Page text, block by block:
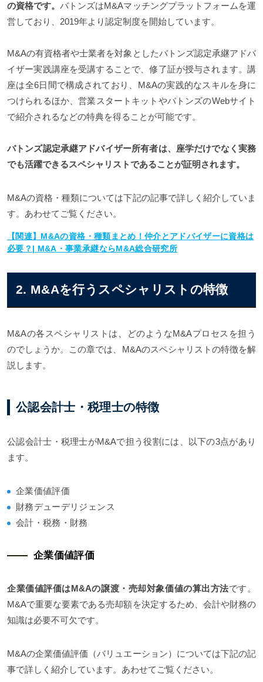
の資格です。バトンズはM&Aマッチングプラットフォームを運
営しており、2019年より認定制度を開始しています。
M&Aの有資格者や士業者を対象としたバトンズ認定承継アドバ
イザー実践講座を受講することで、修了証が授与されます。講
座は全6日間で構成されており、M&Aの実践的なスキルを身に
つけられるほか、営業スタートキットやバトンズのWebサイト
で紹介されるなどの特典を得ることが可能です。
バトンズ認定承継アドバイザー所有者は、座学だけでなく実務
でも活躍できるスペシャリストであることが証明されます。
M&Aの資格・種類については下記の記事で詳しく紹介していま
す。あわせてご覧ください。
【関連】M&Aの資格・種類まとめ！仲介とアドバイザーに資格は
必要？| M&A・事業承継ならM&A総合研究所
2. M&Aを行うスペシャリストの特徴
M&Aの各スペシャリストは、どのようなM&Aプロセスを担う
のでしょうか。この章では、M&Aのスペシャリストの特徴を解
説します。
公認会計士・税理士の特徴
公認会計士・税理士がM&Aで担う役割には、以下の3点があり
ます。
企業価値評価
財務デューデリジェンス
会計・税務・財務
企業価値評価
企業価値評価はM&Aの譲渡・売却対象価値の算出方法です。
M&Aで重要な要素である売却額を決定するため、会計や財務の
知識は必要不可欠です。
M&Aの企業価値評価（バリュエーション）については下記の記
事で詳しく紹介しています。あわせてご覧ください。